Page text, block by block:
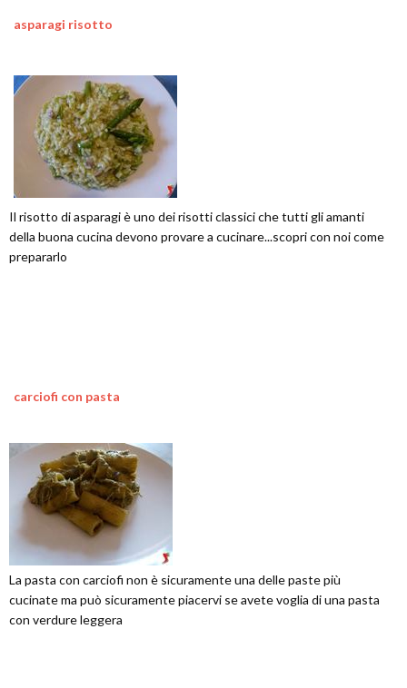
asparagi risotto
Il risotto di asparagi è uno dei risotti classici che tutti gli amanti
della buona cucina devono provare a cucinare...scopri con noi come
prepararlo
carciofi con pasta
La pasta con carciofi non è sicuramente una delle paste più
cucinate ma può sicuramente piacervi se avete voglia di una pasta
con verdure leggera